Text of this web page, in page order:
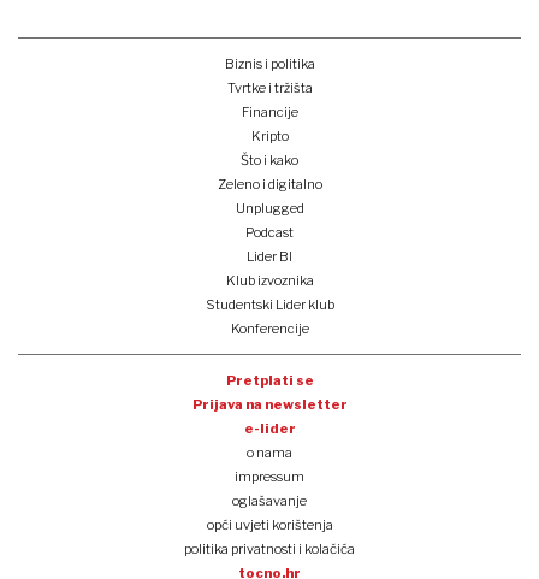
Biznis i politika
Tvrtke i tržišta
Financije
Kripto
Što i kako
Zeleno i digitalno
Unplugged
Podcast
Lider BI
Klub izvoznika
Studentski Lider klub
Konferencije
Pretplati se
Prijava na newsletter
e-lider
o nama
impressum
oglašavanje
opći uvjeti korištenja
politika privatnosti i kolačića
tocno.hr